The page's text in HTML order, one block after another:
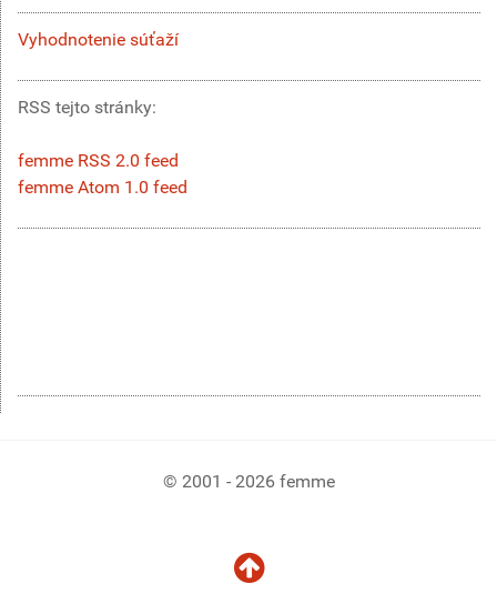
Vyhodnotenie súťaží
RSS tejto stránky:
femme RSS 2.0 feed
femme Atom 1.0 feed
© 2001 - 2026 femme